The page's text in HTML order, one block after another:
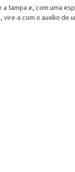
tampa e, com uma
a com o auxílio de